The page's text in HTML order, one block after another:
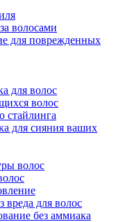
волосами
для поврежденных
для волос
волос
стайлинга
для сияния ваших
волос
вреда для волос
без аммиака